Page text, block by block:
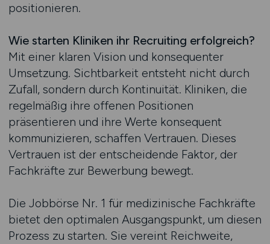
positionieren.
Wie starten Kliniken ihr Recruiting erfolgreich?
Mit einer klaren Vision und konsequenter
Umsetzung. Sichtbarkeit entsteht nicht durch
Zufall, sondern durch Kontinuität. Kliniken, die
regelmäßig ihre offenen Positionen
präsentieren und ihre Werte konsequent
kommunizieren, schaffen Vertrauen. Dieses
Vertrauen ist der entscheidende Faktor, der
Fachkräfte zur Bewerbung bewegt.
Die Jobbörse Nr. 1 für medizinische Fachkräfte
bietet den optimalen Ausgangspunkt, um diesen
Prozess zu starten. Sie vereint Reichweite,